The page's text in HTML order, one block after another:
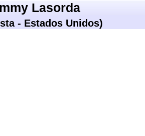
Lasorda
- Estados Unidos)